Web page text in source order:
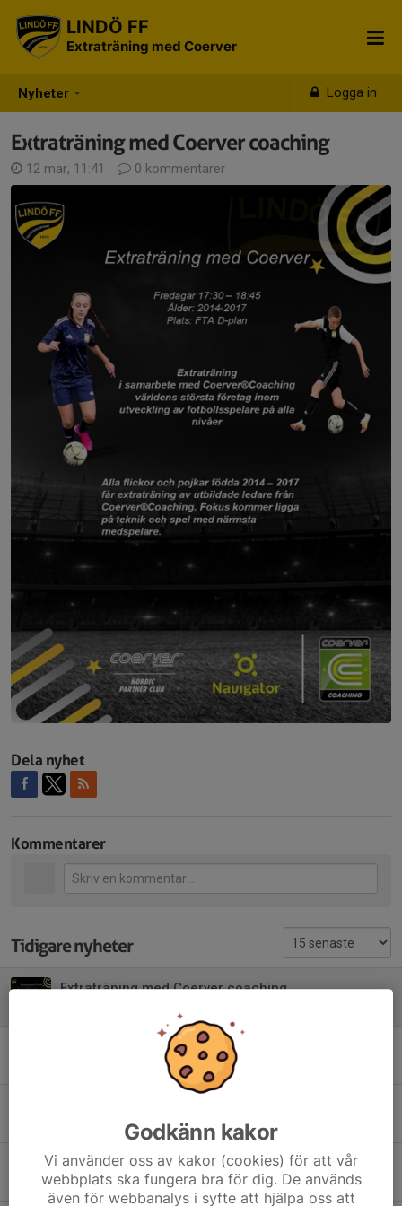
Nyheter Logga in
LINDÖ FF
Extraträning med Coerver
Extraträning med Coerver coaching
12 mar, 11:41 0 kommentarer
Dela nyhet
Kommentarer
Tidigare nyheter
Extraträning med Coerver coaching
Premiär med nytt innehåll
0
4 jun 2025
Extra Träning på fredagar startar nu den 24 januari
21 jan 2025 0
Godkänn kakor
Vi använder oss av kakor (cookies) för att vår
webbplats ska fungera bra för dig. De används
även för webbanalys i syfte att hjälpa oss att